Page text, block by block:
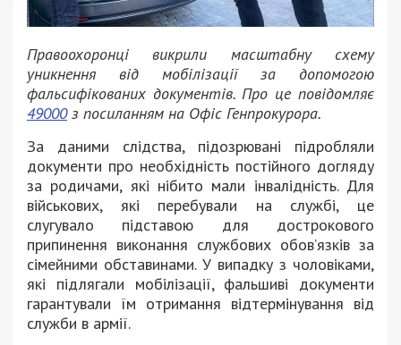
Правоохоронці викрили масштабну схему
уникнення від мобілізації за допомогою
фальсифікованих документів. Про це повідомляє
49000з посиланням на Офіс Генпрокурора.
За даними слідства, підозрювані підробляли
документи про необхідність постійного догляду
за родичами, які нібито мали інвалідність. Для
військових, які перебували на службі, це
слугувало підставою для дострокового
припинення виконання службових обовʼязків за
сімейними обставинами. У випадку з чоловіками,
які підлягали мобілізації, фальшиві документи
гарантували їм отримання відтермінування від
служби в армії.